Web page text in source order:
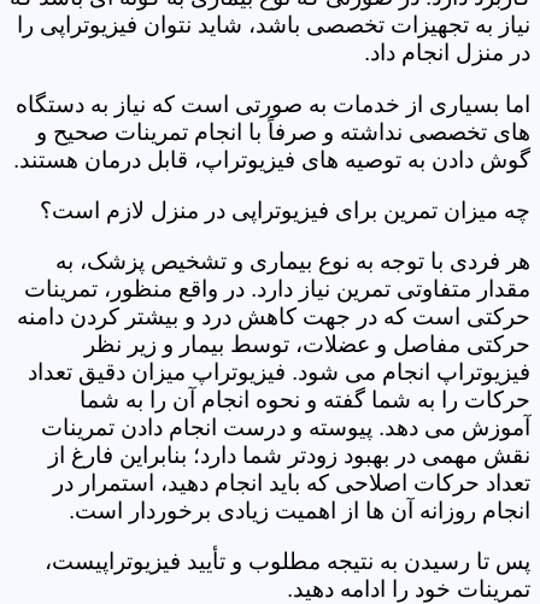
نیاز به تجهیزات تخصصی باشد، شاید نتوان فیزیوتراپی را
در منزل انجام داد.
اما بسیاری از خدمات به صورتی است که نیاز به دستگاه
های تخصصی نداشته و صرفاً با انجام تمرینات صحیح و
گوش دادن به توصیه های فیزیوتراپ، قابل درمان هستند.
چه میزان تمرین برای فیزیوتراپی در منزل لازم است؟
هر فردی با توجه به نوع بیماری و تشخیص پزشک، به
مقدار متفاوتی تمرین نیاز دارد. در واقع منظور، تمرینات
حرکتی است که در جهت کاهش درد و بیشتر کردن دامنه
حرکتی مفاصل و عضلات، توسط بیمار و زیر نظر
فیزیوتراپ انجام می شود. فیزیوتراپ میزان دقیق تعداد
حرکات را به شما گفته و نحوه انجام آن را به شما
آموزش می دهد. پیوسته و درست انجام دادن تمرینات
نقش مهمی در بهبود زودتر شما دارد؛ بنابراین فارغ از
تعداد حرکات اصلاحی که باید انجام دهید، استمرار در
انجام روزانه آن ها از اهمیت زیادی برخوردار است.
پس تا رسیدن به نتیجه مطلوب و تأیید فیزیوتراپیست،
تمرینات خود را ادامه دهید.